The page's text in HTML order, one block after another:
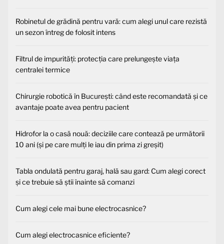
Robinetul de grădină pentru vară: cum alegi unul care rezistă
un sezon întreg de folosit intens
Filtrul de impurități: protecția care prelungește viața
centralei termice
Chirurgie robotică în București: când este recomandată și ce
avantaje poate avea pentru pacient
Hidrofor la o casă nouă: deciziile care contează pe următorii
10 ani (și pe care mulți le iau din prima zi greșit)
Tabla ondulată pentru garaj, hală sau gard: Cum alegi corect
și ce trebuie să știi înainte să comanzi
Cum alegi cele mai bune electrocasnice?
Cum alegi electrocasnice eficiente?